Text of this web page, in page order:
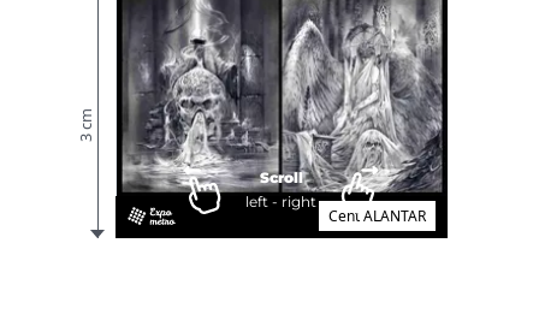
3 cm
Cent ALANTAR
Scroll
left - right